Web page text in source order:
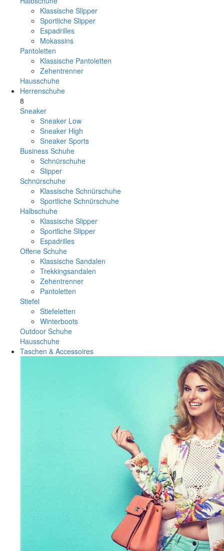
Klassische Slipper
Sportliche Slipper
Espadrilles
Mokassins
Pantoletten
Klassische Pantoletten
Zehentrenner
Hausschuhe
Herrenschuhe
8
Sneaker
Sneaker Low
Sneaker High
Sneaker Sports
Business Schuhe
Schnürschuhe
Slipper
Schnürschuhe
Klassische Schnürschuhe
Sportliche Schnürschuhe
Halbschuhe
Klassische Slipper
Sportliche Slipper
Espadrilles
Offene Schuhe
Klassische Sandalen
Trekkingsandalen
Zehentrenner
Pantoletten
Stiefel
Stiefeletten
Winterboots
Outdoor Schuhe
Hausschuhe
Taschen & Accessoires